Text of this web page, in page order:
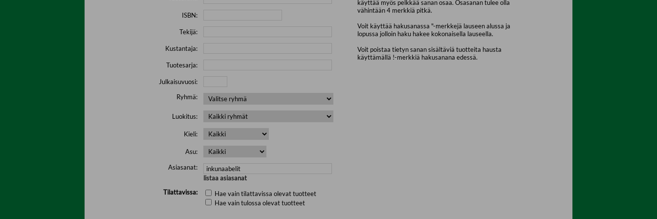
ISBN:
Tekijä:
Kustantaja:
Tuotesarja:
Julkaisuvuosi:
Ryhmä:
Luokitus:
Kieli:
Asu:
Asiasanat:
listaa asiasanat
Tilattavissa:
Hae vain tilattavissa olevat tuotteet
Hae vain tulossa olevat tuotteet
käyttää myös pelkkää sanan osaa. Osasanan tulee olla
vähintään 4 merkkiä pitkä.
Voit käyttää hakusanassa "-merkkejä lauseen alussa ja
lopussa jolloin haku hakee kokonaisella lauseella.
Voit poistaa tietyn sanan sisältäviä tuotteita hausta
käyttämällä !-merkkiä hakusanana edessä.